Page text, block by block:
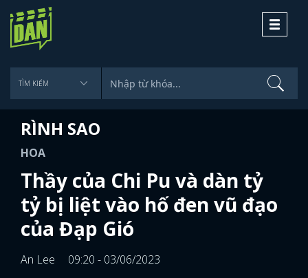
Toggle
RÌNH SAO
HOA
Thầy của Chi Pu và dàn tỷ
tỷ bị liệt vào hố đen vũ đạo
của Đạp Gió
An Lee
09:20 - 03/06/2023